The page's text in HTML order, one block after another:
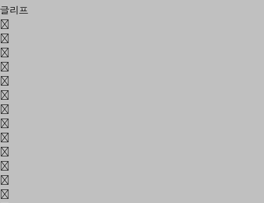
글리프
가
각
간
갈
감
개
거
건
것
게
결
경
계